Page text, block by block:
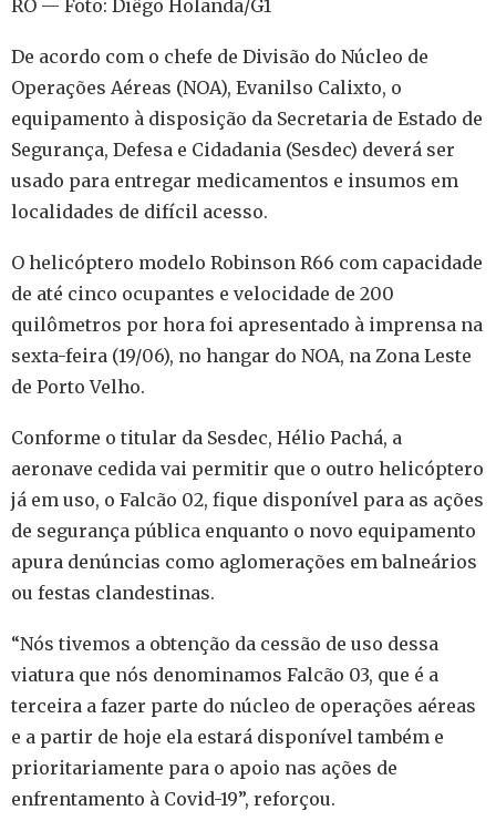
RO — Foto: Diêgo Holanda/G1
De acordo com o chefe de Divisão do Núcleo de
Operações Aéreas (NOA), Evanilso Calixto, o
equipamento à disposição da Secretaria de Estado de
Segurança, Defesa e Cidadania (Sesdec) deverá ser
usado para entregar medicamentos e insumos em
localidades de difícil acesso.
O helicóptero modelo Robinson R66 com capacidade
de até cinco ocupantes e velocidade de 200
quilômetros por hora foi apresentado à imprensa na
sexta-feira (19/06), no hangar do NOA, na Zona Leste
de Porto Velho.
Conforme o titular da Sesdec, Hélio Pachá, a
aeronave cedida vai permitir que o outro helicóptero
já em uso, o Falcão 02, fique disponível para as ações
de segurança pública enquanto o novo equipamento
apura denúncias como aglomerações em balneários
ou festas clandestinas.
“Nós tivemos a obtenção da cessão de uso dessa
viatura que nós denominamos Falcão 03, que é a
terceira a fazer parte do núcleo de operações aéreas
e a partir de hoje ela estará disponível também e
prioritariamente para o apoio nas ações de
enfrentamento à Covid-19”, reforçou.